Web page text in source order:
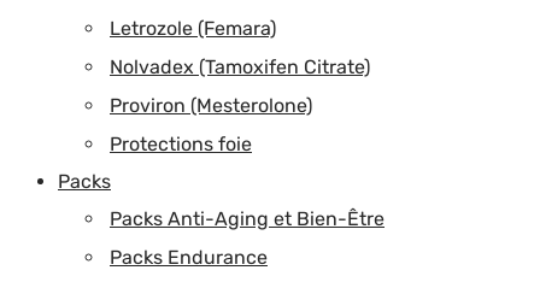
Letrozole (Femara)
Nolvadex (Tamoxifen Citrate)
Proviron (Mesterolone)
Protections foie
Packs
Packs Anti-Aging et Bien-Être
Packs Endurance